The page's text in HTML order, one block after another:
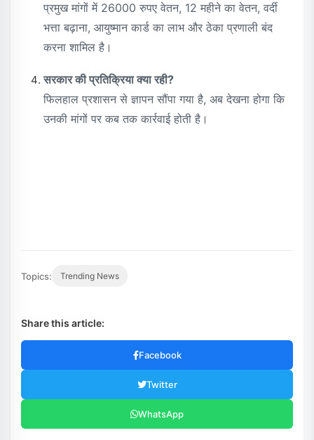
प्रमुख मांगों में 26000 रुपए वेतन, 12 महीने का वेतन, वर्दी
भत्ता बढ़ाना, आयुष्मान कार्ड का लाभ और ठेका प्रणाली बंद
करना शामिल है।
सरकार की प्रतिक्रिया क्या रही?
फिलहाल प्रशासन से ज्ञापन सौंपा गया है, अब देखना होगा कि
उनकी मांगों पर कब तक कार्रवाई होती है।
Topics: Trending News
Share this article:
Facebook
Twitter
WhatsApp